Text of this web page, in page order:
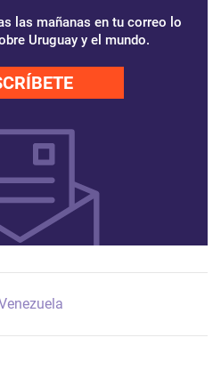
las mañanas en tu correo lo
Uruguay y el mundo.